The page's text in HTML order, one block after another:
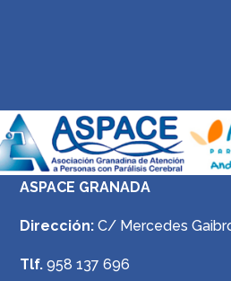
ASPACE GRANADA
Dirección: C/ Mercedes
Tlf. 958 137 696